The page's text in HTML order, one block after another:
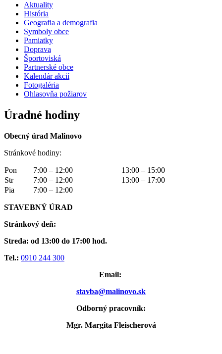
Aktuality
História
Geografia a demografia
Symboly obce
Pamiatky
Doprava
Športoviská
Partnerské obce
Kalendár akcií
Fotogaléria
Ohlasovňa požiarov
Úradné hodiny
Obecný úrad Malinovo
Stránkové hodiny:
Pon 7:00 – 12:00
13:00 – 15:00
Str
7:00 – 12:00
13:00 – 17:00
Pia
7:00 – 12:00
STAVEBNÝ ÚRAD
Stránkový deň:
Streda: od 13:00 do 17:00 hod.
Tel.: 0910 244 300
Email:
stavba@malinovo.sk
Odborný pracovník:
Mgr. Margita Fleischerová